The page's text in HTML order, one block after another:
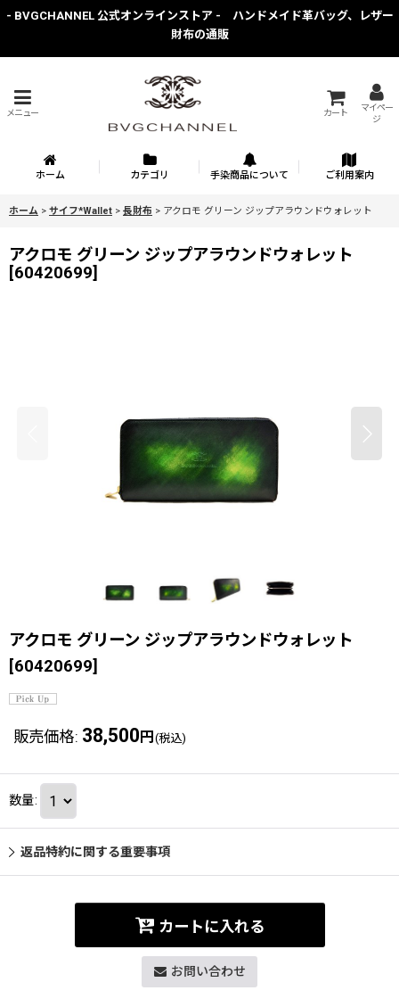
- BVGCHANNEL 公式オンラインストア - ハンドメイド革バッグ、レザー
財布の通販
メニュー カート
マイペー
ジ
ホーム カテゴリ 手染商品について ご利用案内
ホーム > サイフ*Wallet > 長財布 > アクロモ グリーン ジップアラウンドウォレット
アクロモ グリーン ジップアラウンドウォレット
[60420699]
アクロモ グリーン ジップアラウンドウォレット
[60420699]
販売価格: 38,500 円 (税込)
数量:
返品特約に関する重要事項
カートに入れる
お問い合わせ